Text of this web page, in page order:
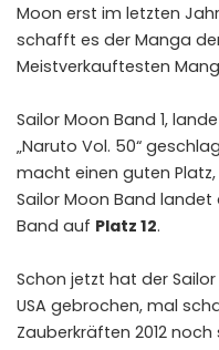
Moon erst im letzten
schafft es der Manga
Meistverkauftesten
Sailor Moon Band 1,
„Naruto Vol. 50“
macht einen guten
Sailor Moon Band landet
Band auf Platz 12.
Schon jetzt hat der
USA gebrochen, mal
Zauberkräften 2012